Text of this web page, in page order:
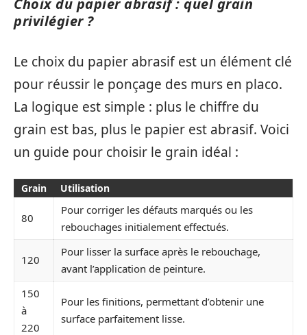
Choix du papier abrasif : quel grain
privilégier ?
Le choix du papier abrasif est un élément clé
pour réussir le ponçage des murs en placo.
La logique est simple : plus le chiffre du
grain est bas, plus le papier est abrasif. Voici
un guide pour choisir le grain idéal :
Grain Utilisation
80
Pour corriger les défauts marqués ou les
rebouchages initialement effectués.
120
Pour lisser la surface après le rebouchage,
avant l’application de peinture.
150
à
220
Pour les finitions, permettant d’obtenir une
surface parfaitement lisse.